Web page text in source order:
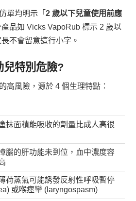
單均明示「2 歲以下兒童使用前應
產品如 Vicks VapoRub 標示 2 歲以
不會留意這行小字。
兒特別危險?
高風險，源於 4 個生理特點：
抹面積能吸收的劑量比成人高很
腦的肝功能未到位，血中濃度容
荷蒸氣可能誘發反射性呼吸暫停
或喉痙攣 (laryngospasm)